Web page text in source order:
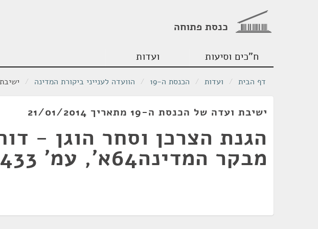
כנסת פתוחה
ח"כים וסיעות ועדות
דף הבית / ועדות / הכנסת ה-19 / הוועדה לענייני ביקורת המדינה / ישיבת
ישיבת ועדה של הכנסת ה-19 מתאריך 21/01/2014
הגנת הצרכן וסחר הוגן -
מבקר המדינה64א', עמ' 433.